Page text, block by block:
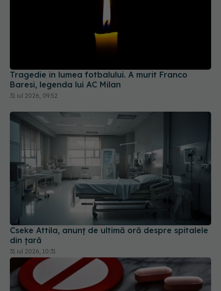
31 iul 2026, 09:52
Cseke Attila, anunț de ultimă oră despre spitalele
din țară
31 iul 2026, 10:31